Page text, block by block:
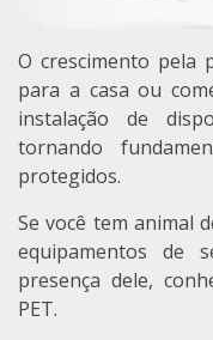
O crescimento pela
para a casa ou
instalação de
tornando
protegidos.
Se você tem animal
equipamentos de
presença dele,
PET.